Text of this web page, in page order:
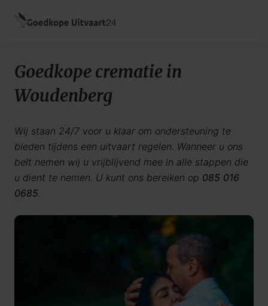
Goedkope crematie in
Woudenberg
Wij staan 24/7 voor u klaar om ondersteuning te
bieden tijdens een uitvaart regelen. Wanneer u ons
belt nemen wij u vrijblijvend mee in alle stappen die
u dient te nemen. U kunt ons bereiken op 085 016
0685.